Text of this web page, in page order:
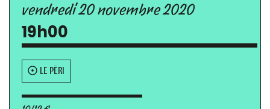
vendredi 20 novembre 2020
19h00
LE PÉRI